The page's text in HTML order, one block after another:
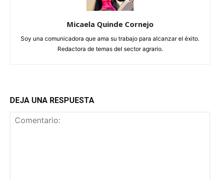
Micaela Quinde Cornejo
Soy una comunicadora que ama su trabajo para alcanzar el éxito.
Redactora de temas del sector agrario.
DEJA UNA RESPUESTA